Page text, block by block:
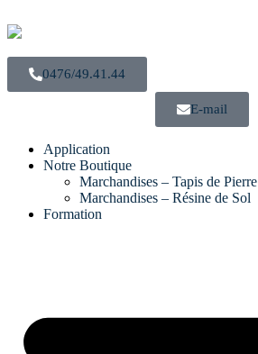
0476/49.41.44
E-mail
Application
Notre Boutique
Marchandises – Tapis de Pierre
Marchandises – Résine de Sol
Formation